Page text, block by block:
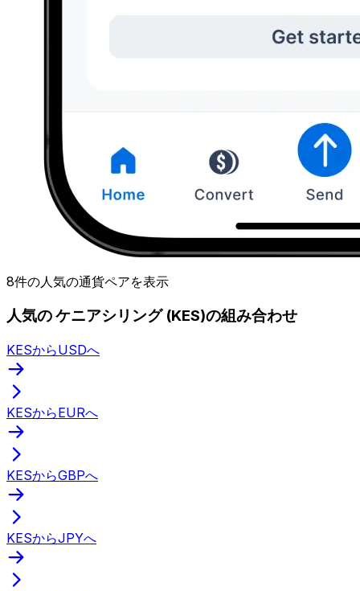
8件の人気の通貨ペアを表示
人気の ケニアシリング (KES)の組み合わせ
KESからUSDへ
KESからEURへ
KESからGBPへ
KESからJPYへ